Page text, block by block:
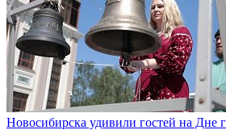
Новосибирска удивили гостей на Дне